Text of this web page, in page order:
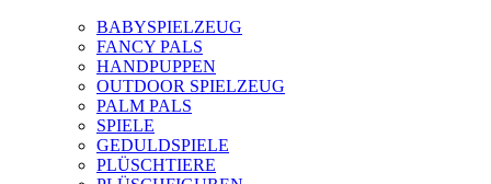
BABYSPIELZEUG
FANCY PALS
HANDPUPPEN
OUTDOOR SPIELZEUG
PALM PALS
SPIELE
GEDULDSPIELE
PLÜSCHTIERE